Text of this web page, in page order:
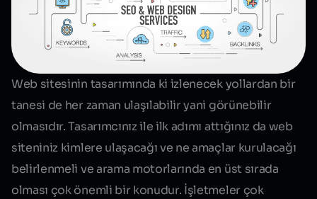
Web sitesinin tasarımında ki izlenecek yollardan bir
tanesi de her zaman ulaşılabilir yani görünebilir
olmasıdır. Tasarımcınız ile ilk adımı attığınız da web
siteniniz kimlere ulaşacağı ve ne amaçlar kurulacağı
belirlenmeli ve arama motorlarında en üst sırada
olması çok önemli bir konudur. İşletmeler çok